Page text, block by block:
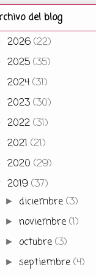
del blog
2026 (22)
2025 (35)
2024 (31)
2023 (30)
2022 (31)
2021 (21)
2020 (29)
2019 (37)
► diciembre(3)
►noviembre(1)
► octubre(3)
►septiembre(4)